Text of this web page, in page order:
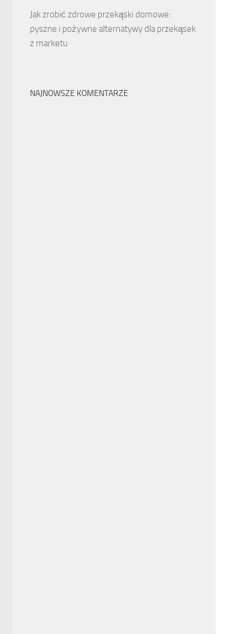
Jak zrobić zdrowe przekąski domowe:
pyszne i pożywne alternatywy dla przekąsek
z marketu
NAJNOWSZE KOMENTARZE